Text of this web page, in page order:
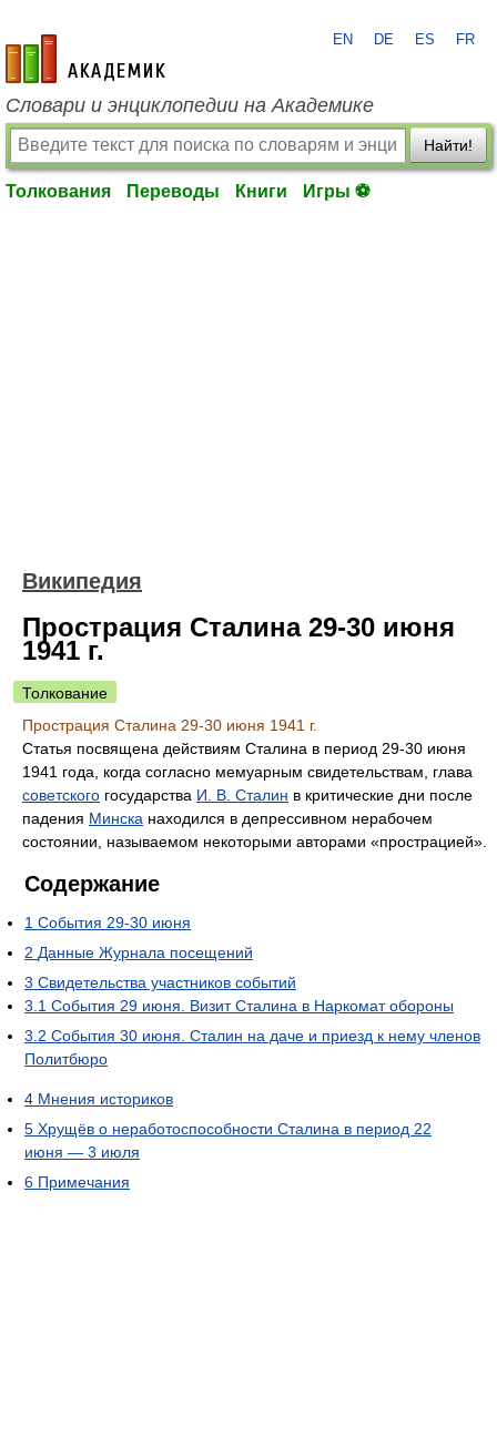
academic.ru
EN DE ES FR
Словари и энциклопедии на Академике
Найти!
Толкования Переводы Книги Игры ⚽
Википедия
Прострация Сталина 29-30 июня
1941 г.
Толкование
Прострация Сталина 29-30 июня 1941 г.
Статья посвящена действиям Сталина в период 29-30 июня
1941 года, когда согласно мемуарным свидетельствам, глава
советского государства И. В. Сталин в критические дни после
падения Минска находился в депрессивном нерабочем
состоянии, называемом некоторыми авторами «прострацией».
Содержание
1 События 29-30 июня
2 Данные Журнала посещений
3 Свидетельства участников событий
3.1 События 29 июня. Визит Сталина в Наркомат обороны
3.2 События 30 июня. Сталин на даче и приезд к нему членов
Политбюро
4 Мнения историков
5 Хрущёв о неработоспособности Сталина в период 22
июня — 3 июля
6 Примечания